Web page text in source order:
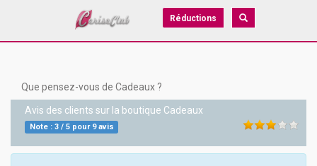
Réductions
Que pensez-vous de Cadeaux ?
Avis des clients sur la boutique Cadeaux
Note : 3/ 5pour 9avis